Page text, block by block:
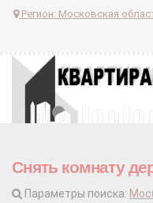
Регион: Московская
Снять комнату
Параметры поиска: